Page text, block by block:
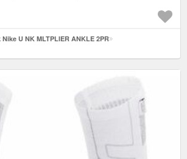
U NK MLTPLIER ANKLE 2PR